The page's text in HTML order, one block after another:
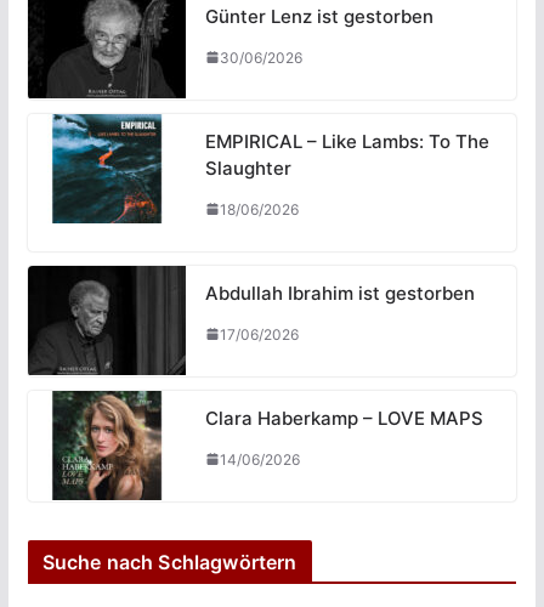
Günter Lenz ist gestorben
30/06/2026
EMPIRICAL – Like Lambs: To The
Slaughter
18/06/2026
Abdullah Ibrahim ist gestorben
17/06/2026
Clara Haberkamp – LOVE MAPS
14/06/2026
Suche nach Schlagwörtern